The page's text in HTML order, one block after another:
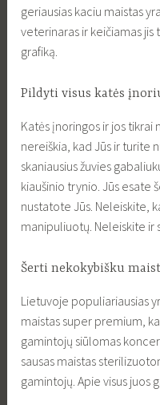
geriausias kaciu maistas
veterinaras ir keičiamas
grafiką.
Pildyti visus katės
Katės įnoringos ir jos
nereiškia, kad Jūs ir turite
skaniausius žuvies
kiaušinio trynio. Jūs esate
nustatote Jūs. Neleiskite,
manipuliuotų. Neleiskite ir
Šerti nekokybišku
Lietuvoje populiariausias
maistas super premium,
gamintojų siūlomas
sausas maistas
gamintojų. Apie visus juos